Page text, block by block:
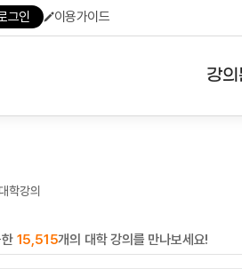
그인 이용가이드
강
대학강의
15,515개의 대학 강의를 만나보세요!